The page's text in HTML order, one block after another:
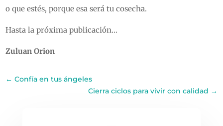
o que estés, porque esa será tu cosecha.
Hasta la próxima publicación…
Zuluan Orion
←Confía en tus ángeles
Cierra ciclos para vivir con calidad →